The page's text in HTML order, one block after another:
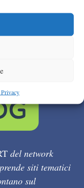
del network
siti tematici
sul